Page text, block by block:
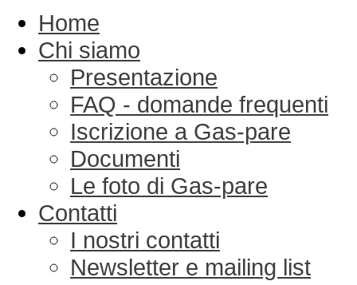
Home
Chi siamo
Presentazione
FAQ - domande frequenti
Iscrizione a Gas-pare
Documenti
Le foto di Gas-pare
Contatti
I nostri contatti
Newsletter e mailing list